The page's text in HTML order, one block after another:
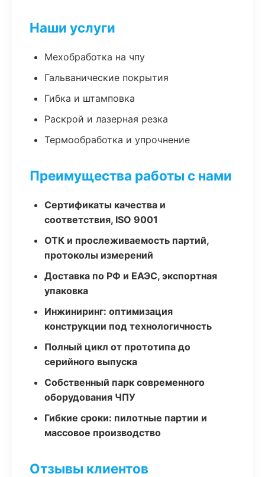
Наши услуги
Мехобработка на чпу
Гальванические покрытия
Гибка и штамповка
Раскрой и лазерная резка
Термообработка и упрочнение
Преимущества работы с нами
Сертификаты качества и
соответствия, ISO 9001
ОТК и прослеживаемость партий,
протоколы измерений
Доставка по РФ и ЕАЭС, экспортная
упаковка
Инжиниринг: оптимизация
конструкции под технологичность
Полный цикл от прототипа до
серийного выпуска
Собственный парк современного
оборудования ЧПУ
Гибкие сроки: пилотные партии и
массовое производство
Отзывы клиентов